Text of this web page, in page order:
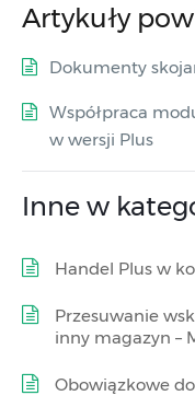
Artykuły
Dokumenty
Współpraca
w wersji Plus
Inne w
Handel Plus w
Przesuwanie
inny magazyn –
Obowiązkowe